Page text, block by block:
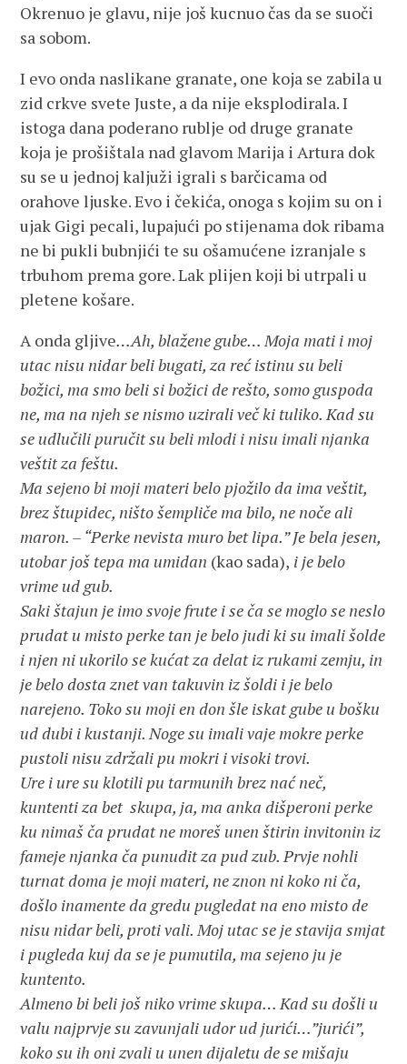
Okrenuo je glavu, nije još kucnuo čas da se suoči
sa sobom.
I evo onda naslikane granate, one koja se zabila u
zid crkve svete Juste, a da nije eksplodirala. I
istoga dana poderano rublje od druge granate
koja je prošištala nad glavom Marija i Artura dok
su se u jednoj kaljuži igrali s barčicama od
orahove ljuske. Evo i čekića, onoga s kojim su on i
ujak Gigi pecali, lupajući po stijenama dok ribama
ne bi pukli bubnjići te su ošamućene izranjale s
trbuhom prema gore. Lak plijen koji bi utrpali u
pletene košare.
A onda gljive…Ah, blažene gube…Moja mati i moj
utac nisu nidar beli bugati, za reć istinu su beli
božici, ma smo beli si božici de rešto, somo guspoda
ne, ma na njeh se nismo uzirali več ki tuliko. Kad su
se udlučili puručit su beli mlodi i nisu imali njanka
veštit za feštu.
Ma sejeno bi moji materi belo pjožilo da ima veštit,
brez štupidec, ništo šempliče ma bilo, ne noče ali
maron. – “Perke nevista muro bet lipa.” Je bela jesen,
utobar još tepa ma umidan (kao sada), i je belo
vrime ud gub.
Saki štajun je imo svoje frute i se ča se moglo se neslo
prudat u misto perke tan je belo judi ki su imali šolde
i njen ni ukorilo se kućat za delat iz rukami zemju, in
je belo dosta znet van takuvin iz šoldi i je belo
narejeno. Toko su moji en don šle iskat gube u bošku
ud dubi i kustanji. Noge su imali vaje mokre perke
pustoli nisu zdržali pu mokri i visoki trovi.
Ure i ure su klotili pu tarmunih brez nać neč,
kuntenti za bet skupa, ja, ma anka dišperoni perke
ku nimaš ča prudat ne moreš unen štirin invitonin iz
fameje njanka ča punudit za pud zub. Prvje nohli
turnat doma je moji materi, ne znon ni koko ni ča,
došlo inamente da gredu pugledat na eno misto de
nisu nidar beli, proti vali. Moj utac se je stavija smjat
i pugleda kuj da se je pumutila, ma sejeno ju je
kuntento.
Almeno bi beli još niko vrime skupa… Kad su došli u
valu najprvje su zavunjali udor ud jurići…”jurići”,
koko su ih oni zvali u unen dijaletu de se mišaju